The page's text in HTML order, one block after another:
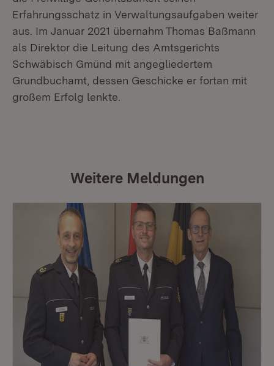
Erfahrungsschatz in Verwaltungsaufgaben weiter
aus. Im Januar 2021 übernahm Thomas Baßmann
als Direktor die Leitung des Amtsgerichts
Schwäbisch Gmünd mit angegliedertem
Grundbuchamt, dessen Geschicke er fortan mit
großem Erfolg lenkte.
Weitere Meldungen